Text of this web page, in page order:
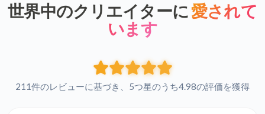
世界中のクリエイターに愛されて
います
211件のレビューに基づき、5つ星のうち4.98の評価を獲得